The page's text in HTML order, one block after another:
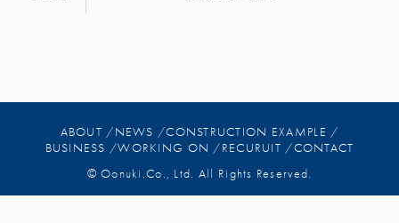
ABOUT /NEWS /CONSTRUCTION EXAMPLE /
BUSINESS /WORKING ON /RECURUIT /CONTACT
© Oonuki.Co., Ltd. All Rights Reserved.